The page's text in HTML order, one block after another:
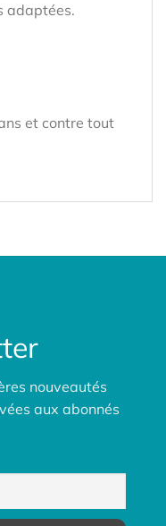
adaptées.
et contre tout
nouveautés
aux abonnés